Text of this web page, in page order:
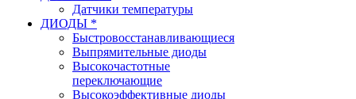
Датчики температуры
ДИОДЫ *
Быстровосстанавливающиеся
Выпрямительные диоды
Высокочастотные
переключающие
Высокоэффективные диоды